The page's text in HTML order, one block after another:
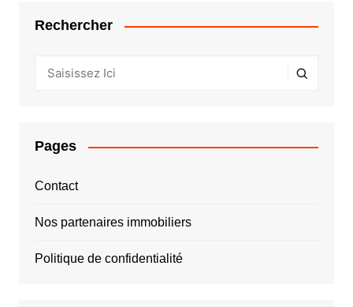
Rechercher
Pages
Contact
Nos partenaires immobiliers
Politique de confidentialité